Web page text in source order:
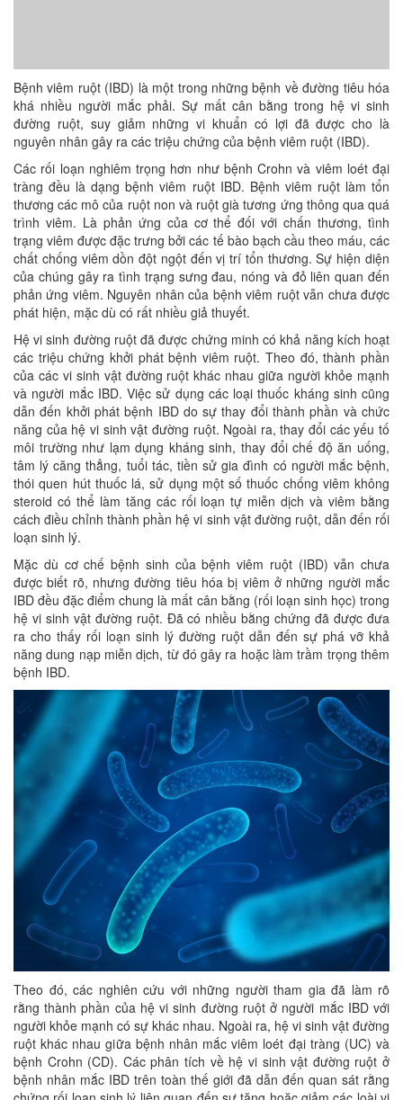
Bệnh viêm ruột (IBD) là một trong những bệnh về đường tiêu hóa
khá nhiều người mắc phải. Sự mất cân bằng trong hệ vi sinh
đường ruột, suy giảm những vi khuẩn có lợi đã được cho là
nguyên nhân gây ra các triệu chứng của bệnh viêm ruột (IBD).
Các rối loạn nghiêm trọng hơn như bệnh Crohn và viêm loét đại
tràng đều là dạng bệnh viêm ruột IBD. Bệnh viêm ruột làm tổn
thương các mô của ruột non và ruột già tương ứng thông qua quá
trình viêm. Là phản ứng của cơ thể đối với chấn thương, tình
trạng viêm được đặc trưng bởi các tế bào bạch cầu theo máu, các
chất chống viêm dồn đột ngột đến vị trí tổn thương. Sự hiện diện
của chúng gây ra tình trạng sưng đau, nóng và đỏ liên quan đến
phản ứng viêm. Nguyên nhân của bệnh viêm ruột vẫn chưa được
phát hiện, mặc dù có rất nhiều giả thuyết.
Hệ vi sinh đường ruột đã được chứng minh có khả năng kích hoạt
các triệu chứng khởi phát bệnh viêm ruột. Theo đó, thành phần
của các vi sinh vật đường ruột khác nhau giữa người khỏe mạnh
và người mắc IBD. Việc sử dụng các loại thuốc kháng sinh cũng
dẫn đến khởi phát bệnh IBD do sự thay đổi thành phần và chức
năng của hệ vi sinh vật đường ruột. Ngoài ra, thay đổi các yếu tố
môi trường như lạm dụng kháng sinh, thay đổi chế độ ăn uống,
tâm lý căng thẳng, tuổi tác, tiền sử gia đình có người mắc bệnh,
thói quen hút thuốc lá, sử dụng một số thuốc chống viêm không
steroid có thể làm tăng các rối loạn tự miễn dịch và viêm bằng
cách điều chỉnh thành phần hệ vi sinh vật đường ruột, dẫn đến rối
loạn sinh lý.
Mặc dù cơ chế bệnh sinh của bệnh viêm ruột (IBD) vẫn chưa
được biết rõ, nhưng đường tiêu hóa bị viêm ở những người mắc
IBD đều đặc điểm chung là mất cân bằng (rối loạn sinh học) trong
hệ vi sinh vật đường ruột. Đã có nhiều bằng chứng đã được đưa
ra cho thấy rối loạn sinh lý đường ruột dẫn đến sự phá vỡ khả
năng dung nạp miễn dịch, từ đó gây ra hoặc làm trầm trọng thêm
bệnh IBD.
Theo đó, các nghiên cứu với những người tham gia đã làm rõ
rằng thành phần của hệ vi sinh đường ruột ở người mắc IBD với
người khỏe mạnh có sự khác nhau. Ngoài ra, hệ vi sinh vật đường
ruột khác nhau giữa bệnh nhân mắc viêm loét đại tràng (UC) và
bệnh Crohn (CD). Các phân tích về hệ vi sinh vật đường ruột ở
bệnh nhân mắc IBD trên toàn thế giới đã dẫn đến quan sát rằng